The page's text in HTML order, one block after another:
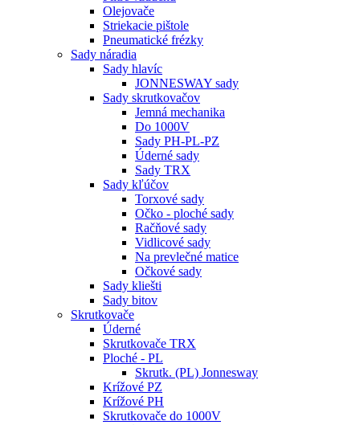
Olejovače
Striekacie pištole
Pneumatické frézky
Sady náradia
Sady hlavíc
JONNESWAY sady
Sady skrutkovačov
Jemná mechanika
Do 1000V
Sady PH-PL-PZ
Úderné sady
Sady TRX
Sady kľúčov
Torxové sady
Očko - ploché sady
Račňové sady
Vidlicové sady
Na prevlečné matice
Očkové sady
Sady kliešti
Sady bitov
Skrutkovače
Úderné
Skrutkovače TRX
Ploché - PL
Skrutk. (PL) Jonnesway
Krížové PZ
Krížové PH
Skrutkovače do 1000V